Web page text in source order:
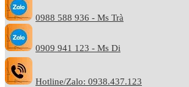
0988 588 936 - Ms Trà
0909 941 123 - Ms Di
Hotline/Zalo: 0938.437.123